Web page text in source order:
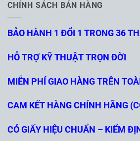
CHÍNH SÁCH BÁN HÀNG
BẢO HÀNH 1 ĐỔI 1 TRONG 36
HỖ TRỢ KỸ THUẬT TRỌN ĐỜI
MIỄN PHÍ GIAO HÀNG TRÊN
CAM KẾT HÀNG CHÍNH HÃNG
CÓ GIẤY HIỆU CHUẨN – KIỂM